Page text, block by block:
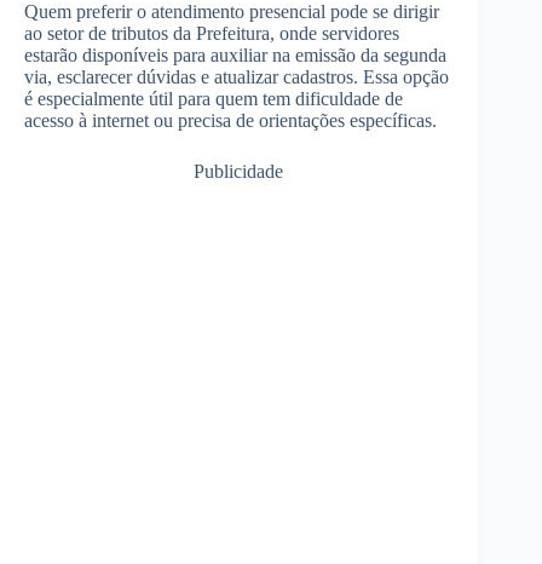
Quem preferir o atendimento presencial pode se dirigir
ao setor de tributos da Prefeitura, onde servidores
estarão disponíveis para auxiliar na emissão da segunda
via, esclarecer dúvidas e atualizar cadastros. Essa opção
é especialmente útil para quem tem dificuldade de
acesso à internet ou precisa de orientações específicas.
Publicidade